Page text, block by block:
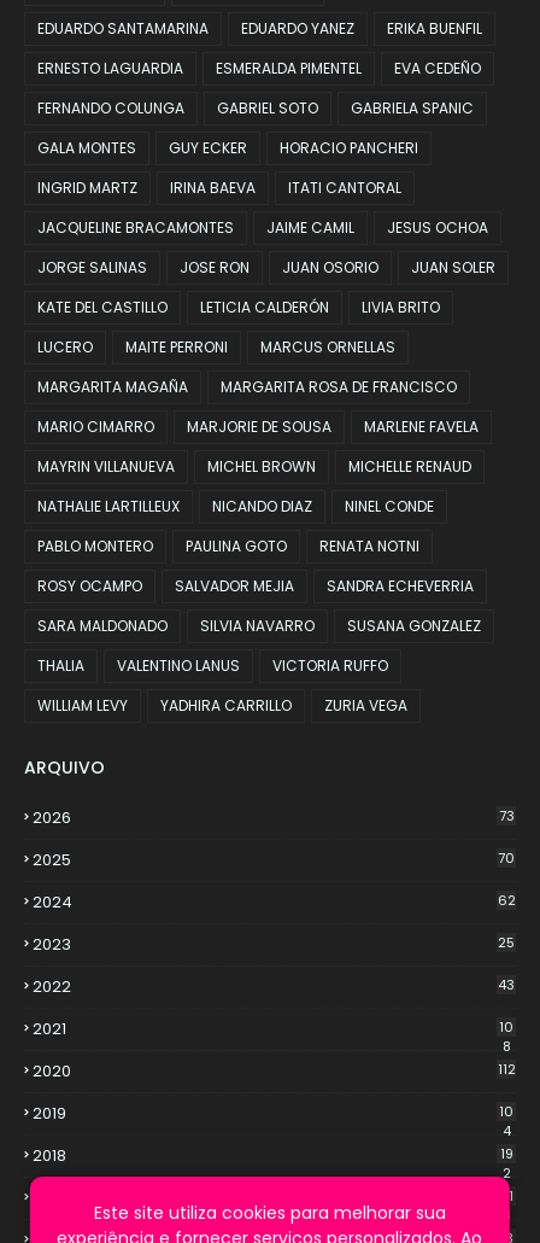
EDUARDO SANTAMARINA
EDUARDO YANEZ
ERIKA BUENFIL
ERNESTO LAGUARDIA
ESMERALDA PIMENTEL
EVA CEDEÑO
FERNANDO COLUNGA
GABRIEL SOTO
GABRIELA SPANIC
GALA MONTES
GUY ECKER
HORACIO PANCHERI
INGRID MARTZ
IRINA BAEVA
ITATI CANTORAL
JACQUELINE BRACAMONTES
JAIME CAMIL
JESUS OCHOA
JORGE SALINAS
JOSE RON JUAN OSORIO
JUAN SOLER
KATE DEL CASTILLO
LETICIA CALDERÓN
LIVIA BRITO
LUCERO
MAITE PERRONI
MARCUS ORNELLAS
MARGARITA MAGAÑA
MARGARITA ROSA DE FRANCISCO
MARIO CIMARRO
MARJORIE DE SOUSA
MARLENE FAVELA
MAYRIN VILLANUEVA
MICHEL BROWN
MICHELLE RENAUD
NATHALIE LARTILLEUX
NICANDO DIAZ
NINEL CONDE
PABLO MONTERO
PAULINA GOTO
RENATA NOTNI
ROSY OCAMPO
SALVADOR MEJIA
SANDRA ECHEVERRIA
SARA MALDONADO
SILVIA NAVARRO
SUSANA GONZALEZ
THALIA
VALENTINO LANUS
VICTORIA RUFFO
WILLIAM LEVY
YADHIRA CARRILLO ZURIA VEGA
ARQUIVO
2026 73
2025 70
2024 62
2023 25
2022 43
2021
10
8
2020 112
2019
10
4
2018
19
2
21
3
13
Este site utiliza cookies para melhorar sua
experiência e fornecer serviços personalizados. Ao